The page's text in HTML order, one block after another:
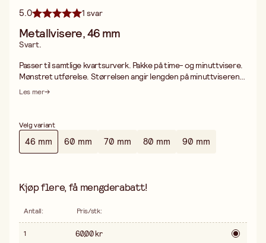
5.0 1 svar
Metallvisere, 46 mm
Svart.
Passer til samtlige kvartsurverk. Pakke på time- og minuttvisere.
Mønstret utførelse. Størrelsen angir lengden på minuttviseren
fra sentrum.
Les mer
Velg variant
46 mm 60 mm 70 mm 80 mm 90 mm
Kjøp flere, få mengderabatt!
Antall: Pris/stk:
1 60,00 kr